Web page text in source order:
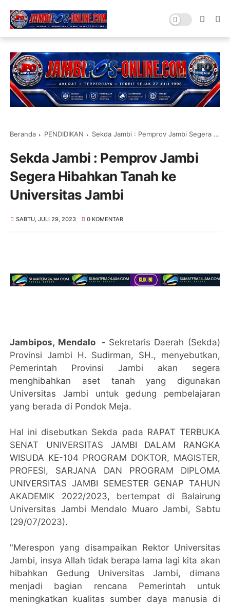
Beranda PENDIDIKAN Sekda Jambi : Pemprov Jambi Segera Hibahkan Tanah ke Universitas Jambi
Sekda Jambi : Pemprov Jambi
Segera Hibahkan Tanah ke
Universitas Jambi
SABTU, JULI 29, 2023 0 KOMENTAR
Jambipos, Mendalo - Sekretaris Daerah (Sekda)
Provinsi Jambi H. Sudirman, SH., menyebutkan,
Pemerintah Provinsi Jambi akan segera
menghibahkan aset tanah yang digunakan
Universitas Jambi untuk gedung pembelajaran
yang berada di Pondok Meja.
Hal ini disebutkan Sekda pada RAPAT TERBUKA
SENAT UNIVERSITAS JAMBI DALAM RANGKA
WISUDA KE-104 PROGRAM DOKTOR, MAGISTER,
PROFESI, SARJANA DAN PROGRAM DIPLOMA
UNIVERSITAS JAMBI SEMESTER GENAP TAHUN
AKADEMIK 2022/2023, bertempat di Balairung
Universitas Jambi Mendalo Muaro Jambi, Sabtu
(29/07/2023).
"Merespon yang disampaikan Rektor Universitas
Jambi, insya Allah tidak berapa lama lagi kita akan
hibahkan Gedung Universitas Jambi, dimana
menjadi bagian rencana Pemerintah untuk
meningkatkan kualitas sumber daya manusia di